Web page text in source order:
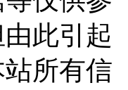
此引起
所有信